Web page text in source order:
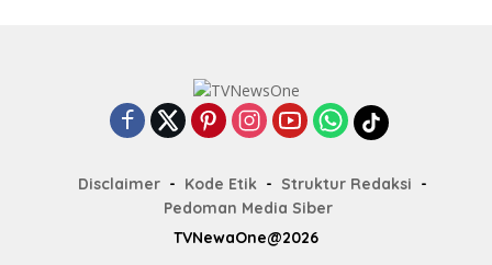
Disclaimer Kode Etik
Struktur Redaksi
Pedoman Media Siber
TVNewaOne@2026